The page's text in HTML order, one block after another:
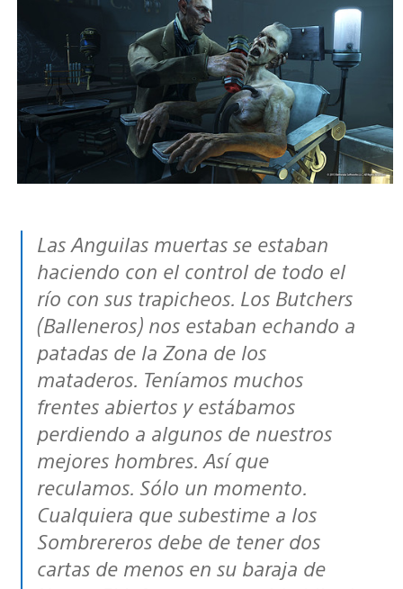
Las Anguilas muertas se estaban
haciendo con el control de todo el
río con sus trapicheos. Los Butchers
(Balleneros) nos estaban echando a
patadas de la Zona de los
mataderos. Teníamos muchos
frentes abiertos y estábamos
perdiendo a algunos de nuestros
mejores hombres. Así que
reculamos. Sólo un momento.
Cualquiera que subestime a los
Sombrereros debe de tener dos
cartas de menos en su baraja de